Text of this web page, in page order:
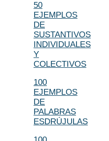
50
EJEMPLOS
DE
SUSTANTIVOS
INDIVIDUALES
Y
COLECTIVOS
100
EJEMPLOS
DE
PALABRAS
ESDRÚJULAS